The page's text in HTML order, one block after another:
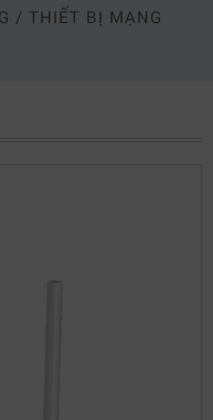
/ THIẾT BỊ MẠNG